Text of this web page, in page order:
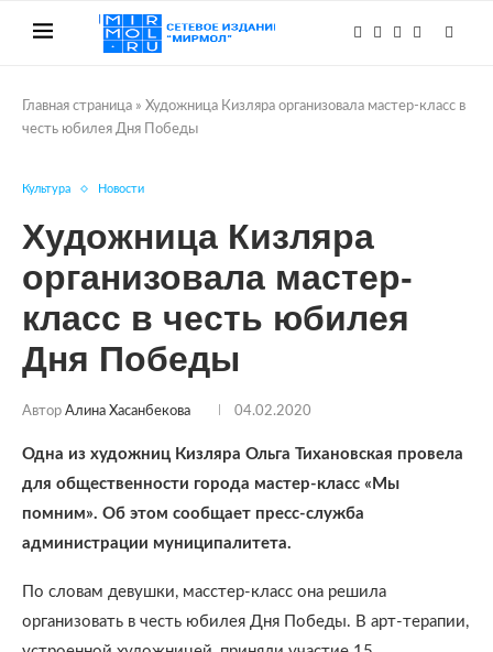
Главная страница » Художница Кизляра организовала мастер-класс в
честь юбилея Дня Победы
Культура Новости
Художница Кизляра
организовала мастер-
класс в честь юбилея
Дня Победы
Автор Алина Хасанбекова 04.02.2020
Одна из художниц Кизляра Ольга Тихановская провела
для общественности города мастер-класс «Мы
помним». Об этом сообщает пресс-служба
администрации муниципалитета.
По словам девушки, масстер-класс она решила
организовать в честь юбилея Дня Победы. В арт-терапии,